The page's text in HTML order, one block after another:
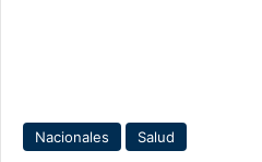
Nacionales Salud